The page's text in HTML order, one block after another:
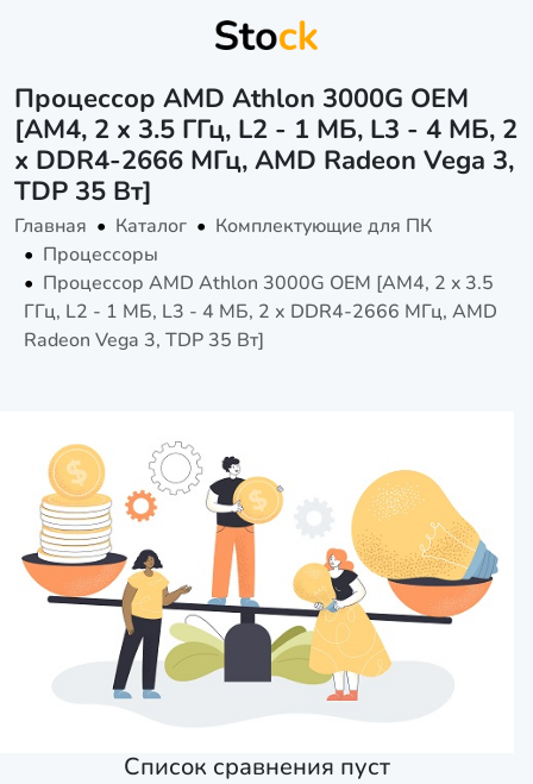
Процессор AMD Athlon 3000G OEM
[AM4, 2 x 3.5 ГГц, L2 - 1 МБ, L3 - 4 МБ, 2
х DDR4-2666 МГц, AMD Radeon Vega 3,
TDP 35 Вт]
Главная Каталог
Комплектующие для ПК
Процессоры
Процессор AMD Athlon 3000G OEM [AM4, 2 x 3.5
ГГц, L2 - 1 МБ, L3 - 4 МБ, 2 х DDR4-2666 МГц, AMD
Radeon Vega 3, TDP 35 Вт]
Список сравнения пуст